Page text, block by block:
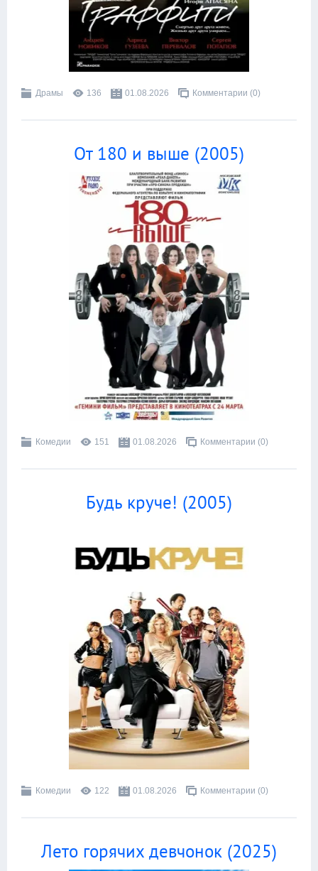
Драмы 136 01.08.2026 Комментарии (0)
От 180 и выше (2005)
Комедии 151 01.08.2026 Комментарии (0)
Будь круче! (2005)
Комедии 122 01.08.2026 Комментарии (0)
Лето горячих девчонок (2025)